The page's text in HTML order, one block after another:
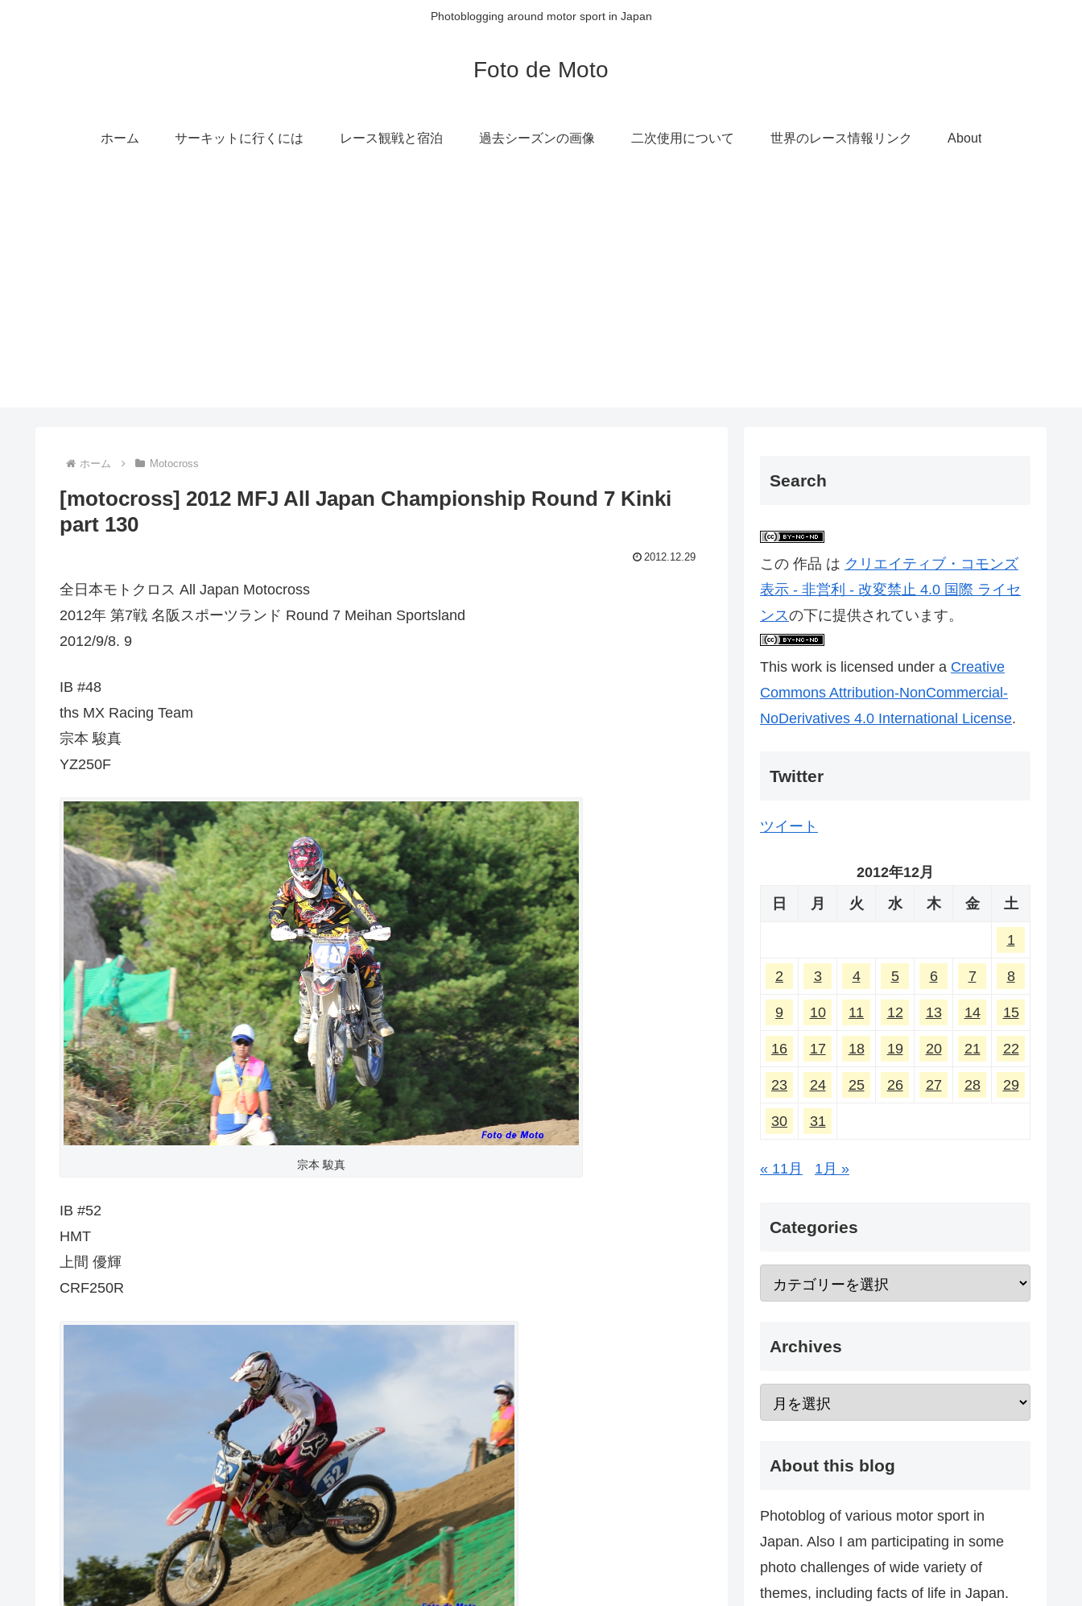
Photoblogging around motor sport in Japan
Foto de Moto
ホーム サーキットに行くには レース観戦と宿泊 過去シーズンの画像 二次使用について 世界のレース情報リンク About
ホーム Motocross
[motocross] 2012 MFJ All Japan Championship Round 7 Kinki
part 130
2012.12.29
全日本モトクロス All Japan Motocross
2012年 第7戦 名阪スポーツランド Round 7 Meihan Sportsland
2012/9/8. 9
IB #48
ths MX Racing Team
宗本 駿真
YZ250F
宗本 駿真
IB #52
HMT
上間 優輝
CRF250R
Search
この 作品 は クリエイティブ・コモンズ
表示 - 非営利 - 改変禁止 4.0 国際 ライセ
ンスの下に提供されています。
This work is licensed under a Creative
Commons Attribution-NonCommercial-
NoDerivatives 4.0 International License.
Twitter
ツイート
2012年12月
日
月 火 水 木 金 土
1
2 3 4 5 6 7 8
9 10 11 12 13 14 15
16 17 18 19 20 21 22
23 24 25 26 27 28 29
30 31
« 11月 1月 »
Categories
Archives
About this blog
Photoblog of various motor sport in
Japan. Also I am participating in some
photo challenges of wide variety of
themes, including facts of life in Japan.